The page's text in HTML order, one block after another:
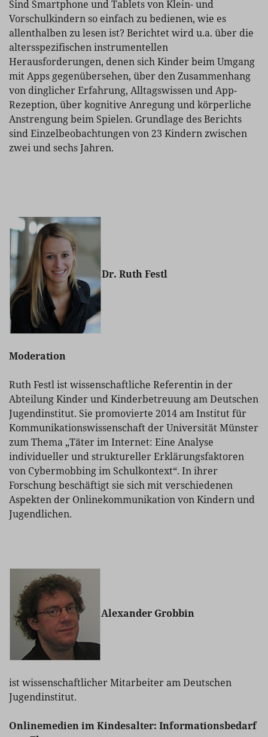
Sind Smartphone und Tablets von Klein- und
Vorschulkindern so einfach zu bedienen, wie es
allenthalben zu lesen ist? Berichtet wird u.a. über die
altersspezifischen instrumentellen
Herausforderungen, denen sich Kinder beim Umgang
mit Apps gegenübersehen, über den Zusammenhang
von dinglicher Erfahrung, Alltagswissen und App-
Rezeption, über kognitive Anregung und körperliche
Anstrengung beim Spielen. Grundlage des Berichts
sind Einzelbeobachtungen von 23 Kindern zwischen
zwei und sechs Jahren.
Dr. Ruth Festl
Moderation
Ruth Festl ist wissenschaftliche Referentin in der
Abteilung Kinder und Kinderbetreuung am Deutschen
Jugendinstitut. Sie promovierte 2014 am Institut für
Kommunikationswissenschaft der Universität Münster
zum Thema „Täter im Internet: Eine Analyse
individueller und struktureller Erklärungsfaktoren
von Cybermobbing im Schulkontext“. In ihrer
Forschung beschäftigt sie sich mit verschiedenen
Aspekten der Onlinekommunikation von Kindern und
Jugendlichen.
Alexander Grobbin
ist wissenschaftlicher Mitarbeiter am Deutschen
Jugendinstitut.
Onlinemedien im Kindesalter: Informationsbedarf